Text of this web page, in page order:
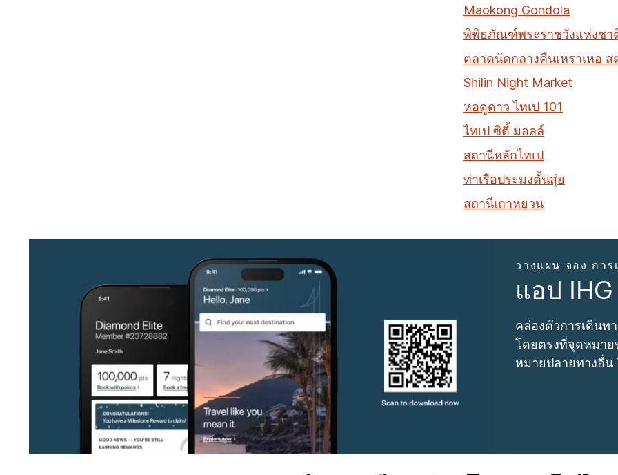
Maokong Gondola
พิพิธภัณฑ์พระราชวังแห่งชา
ตลาดนัดกลางคืนเหราเหอ ส
Shilin Night Market
หอดูดาว ไทเป 101
ไทเป ซิตี้ มอลล์
สถานีหลักไทเป
ท่าเรือประมงตั้นสุ่ย
สถานีเถาหยวน
วางแผน จอง กา
แอป
คล่องตัวการเดินท
โดยตรงที่จุดหมาย
หมายปลายทางอื่น